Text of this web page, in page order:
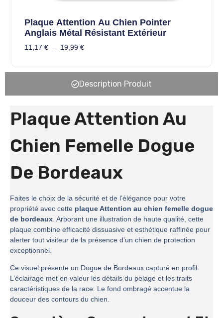
Plaque Attention Au Chien Pointer
Anglais Métal Résistant Extérieur
11,17 € – 19,99 €
Description Produit
Plaque Attention Au
Chien Femelle Dogue
De Bordeaux
Faites le choix de la sécurité et de l’élégance pour votre
propriété avec cette plaque Attention au chien femelle dogue
de bordeaux. Arborant une illustration de haute qualité, cette
plaque combine efficacité dissuasive et esthétique raffinée pour
alerter tout visiteur de la présence d’un chien de protection
exceptionnel.
Ce visuel présente un Dogue de Bordeaux capturé en profil.
L’éclairage met en valeur les détails du pelage et les traits
caractéristiques de la race. Le fond ombragé accentue la
douceur des contours du chien.